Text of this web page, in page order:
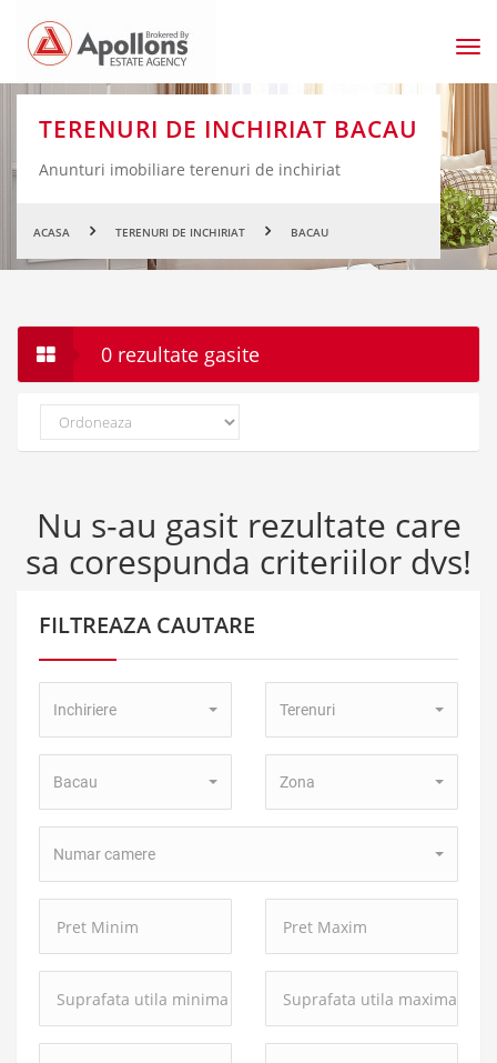
TERENURI DE INCHIRIAT BACAU
Anunturi imobiliare terenuri de inchiriat
ACASA TERENURI DE INCHIRIAT BACAU
0 rezultate gasite
Ordoneaza
dupa
Nu s-au gasit rezultate care
sa corespunda criteriilor dvs!
FILTREAZA CAUTARE
Tranzactie:
Inchiriere
Proprietate:
Terenuri
Bacau Zona
camere:
Numar camere
Minim:
Maxim:
utila
minima:
utila
maxima: